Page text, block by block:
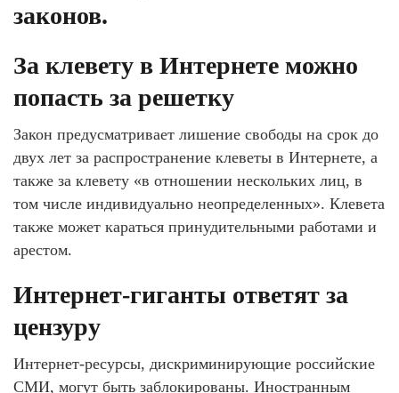
законов.
За клевету в Интернете можно
попасть за решетку
Закон предусматривает лишение свободы на срок до
двух лет за распространение клеветы в Интернете, а
также за клевету «в отношении нескольких лиц, в
том числе индивидуально неопределенных». Клевета
также может караться принудительными работами и
арестом.
Интернет-гиганты ответят за
цензуру
Интернет-ресурсы, дискриминирующие российские
СМИ, могут быть заблокированы. Иностранным